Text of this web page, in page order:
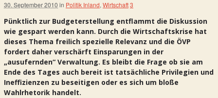
30. September 2010 in Politik Inland, Wirtschaft3
Pünktlich zur Budgeterstellung entflammt die Diskussion
wie gespart werden kann. Durch die Wirtschaftskrise hat
dieses Thema freilich spezielle Relevanz und die ÖVP
fordert daher verschärft Einsparungen in der
„ausufernden“ Verwaltung. Es bleibt die Frage ob sie am
Ende des Tages auch bereit ist tatsächliche Privilegien und
Ineffizienzen zu beseitigen oder es sich um bloße
Wahlrhetorik handelt.